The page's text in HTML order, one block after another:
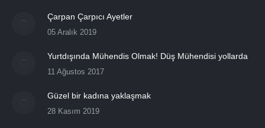
Çarpan Çarpıcı Ayetler
05 Aralık 2019
Yurtdışında Mühendis Olmak! Düş Mühendisi yollarda
11 Ağustos 2017
Güzel bir kadına yaklaşmak
28 Kasım 2019